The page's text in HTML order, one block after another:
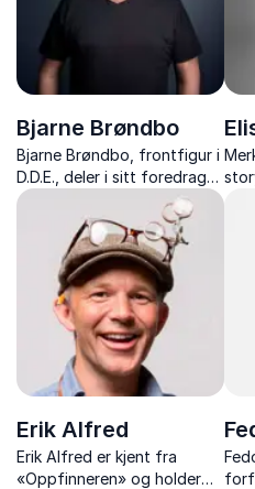
Bjarne Brøndbo
Bjarne Brøndbo, frontfigur i
D.D.E., deler i sitt foredrag
"Eksamen hver dag" innsikt
om bandets suksess,
viktigheten av verdier,
positiv innstilling og
hvordan man skaper en
vinnerkultur. Foredraget ...
Erik Alfred
Erik Alfred er kjent fra
«Oppfinneren» og holder